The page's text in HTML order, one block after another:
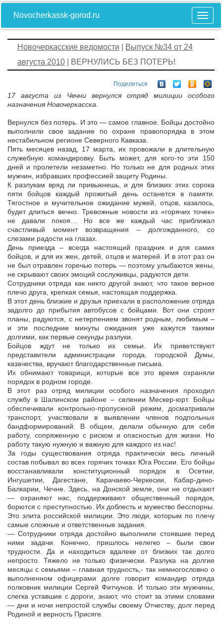
Novocherkassk-gorod.ru
Новочеркасские ведомости
Выпуск №34 от 24
августа 2010 | ВЕРНУЛИСЬ БЕЗ ПОТЕРЬ!
Поделиться
17 августа из Чечни вернулся отряд милиции особого
назначения Новочеркасска.
Вернулся без потерь. И это — самое главное. Бойцы достойно
выполнили свое задание по охране правопорядка в этом
нестабильном регионе Северного Кавказа.
Пять месяцев назад, 17 марта, их провожали в длительную
служебную командировку. Быть может, для кого-то эти 150
дней и пролетели незаметно. Но только не для родных этих
мужчин, избравших профессией защиту Родины.
К разлукам вряд ли привыкнешь, и для близких этих сорока
пяти бойцов каждый прожитый день останется в памяти.
Тягостное и мучительное ожидание мужей, отцов, казалось,
будет длиться вечно. Тревожные новости из «горячих точек»
не давали покоя… Но все же каждый час приближал
счастливый момент возвращения – долгожданного, со
слезами радости на глазах.
День приезда – всегда настоящий праздник и для самих
бойцов, и для их жен, детей, отцов и матерей. И в этот раз он
не был отравлен горечью потерь — поэтому улыбаются жены,
не скрывают своих эмоций сослуживцы, радуются дети.
Сотрудники отряда как никто другой знают, что такое верное
плечо друга, крепкая семья, настоящая поддержка.
В этот день близкие и друзья приехали в расположение отряда
задолго до прибытия автобусов с бойцами. Вот они строят
планы, радуются, с нетерпением звонят родным, любимым –
и эти последние минуты ожидания уже кажутся такими
долгими, как первые секунды разлуки.
Бойцов ждут не только их семьи. Их приветствуют
представители администрации города, городской Думы,
казачества, вручают благодарственные письма.
Их обнимают товарищи, которые все это время охраняли
порядок в родном городе.
В этот раз отряд милиции особого назначения проходил
службу в Шалинском районе – селении Мескер-юрт. Бойцы
обеспечивали контрольно-пропускной режим, досматривали
транспорт, участвовали в выявлении членов подпольных
бандформирований. В общем, делали обычную для себя
работу, сопряженную с риском и опасностью для жизни. Но
работу такую нужную и важную для каждого из нас!
За годы существования отряда практически весь личный
состав побывал во всех горячих точках Юга России. Его бойцы
восстанавливали конституционный порядок в Осетии,
Ингушетии, Дагестане, Карачаево-Черкесии, Кабар-дино-
Балкарии, Чечне. Здесь, на Донской земле, они не отдыхают
— охраняют нас, поддерживают общественный порядок,
борются с преступностью. Их доблесть и мужество бесспорны.
Это элита российской милиции. Это люди, которым по плечу
самые сложные и ответственные задания.
— Сотрудники отряда достойно выполнили стоявшие перед
ними задачи. Конечно, пришлось нелегко – были свои
трудности. Да и находиться вдалеке от близких так долго
непросто. Тяжело не только физически. Разлука на долгие
месяцы с семьями – главная трудность,- так немногословно о
выполненном офицерами долге говорит командир отряда
полковник милиции Сергей Фитчунов. И только эти мужчины,
слегка уставшие с дороги, знают, что стоит за этими словами
— дни и ночи непростой службы своему Отчеству, долг перед
Родиной и верность Присяге.